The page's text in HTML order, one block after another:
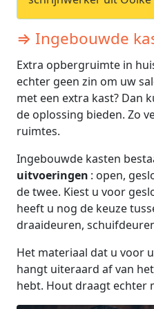
⇒ Ingebouwde
Extra opbergruimte in
echter geen zin om uw
met een extra kast? Dan
de oplossing bieden. Zo
ruimtes.
Ingebouwde kasten
uitvoeringen : open,
de twee. Kiest u voor
heeft u nog de keuze
draaideuren,
Het materiaal dat u voor
hangt uiteraard af van
hebt. Hout draagt echter